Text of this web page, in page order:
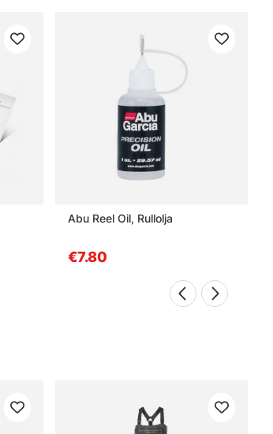
Abu Reel Oil, Rullolja
€7.80